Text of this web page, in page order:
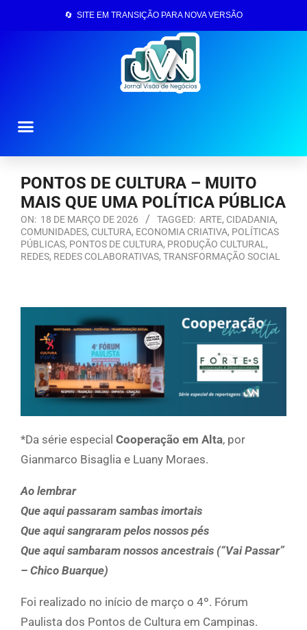
🔄 SITE EM TRANSIÇÃO PARA NOVA VERSÃO
PONTOS DE CULTURA – MUITO
MAIS QUE UMA POLÍTICA PÚBLICA
ON: 18 DE MARÇO DE 2026 TAGGED: ARTE, CIDADANIA,
COMUNIDADES, CULTURA, ECONOMIA CRIATIVA, POLÍTICAS
PÚBLICAS, PONTOS DE CULTURA, PRODUÇÃO CULTURAL ,
REDES, REDES COLABORATIVAS, TRANSFORMAÇÃO SOCIAL
*Da série especial Cooperação em Alta, por
Gianmarco Bisaglia e Luany Moraes.
Ao lembrar
Que aqui passaram sambas imortais
Que aqui sangraram pelos nossos pés
Que aqui sambaram nossos ancestrais (“Vai Passar”
– Chico Buarque)
Foi realizado no início de março o 4º. Fórum
Paulista dos Pontos de Cultura em Campinas.